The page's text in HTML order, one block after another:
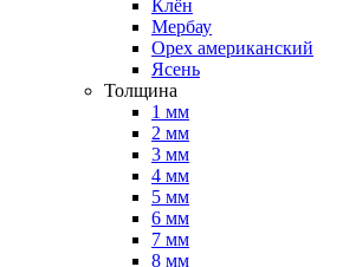
Клён
Мербау
Орех американский
Ясень
Толщина
1 мм
2 мм
3 мм
4 мм
5 мм
6 мм
7 мм
8 мм